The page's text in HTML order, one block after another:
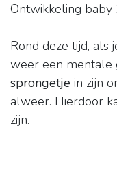
Ontwikkeling baby
Rond deze tijd, als
weer een mentale
sprongetje in zijn
alweer. Hierdoor
zijn.